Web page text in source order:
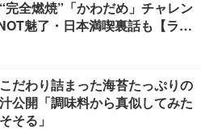
完全燃焼”「かわだめ」チャレン
魅了・日本満喫裏話も【ライ
だわり詰まった海苔たっぷりの
公開「調味料から真似してみた
そる」